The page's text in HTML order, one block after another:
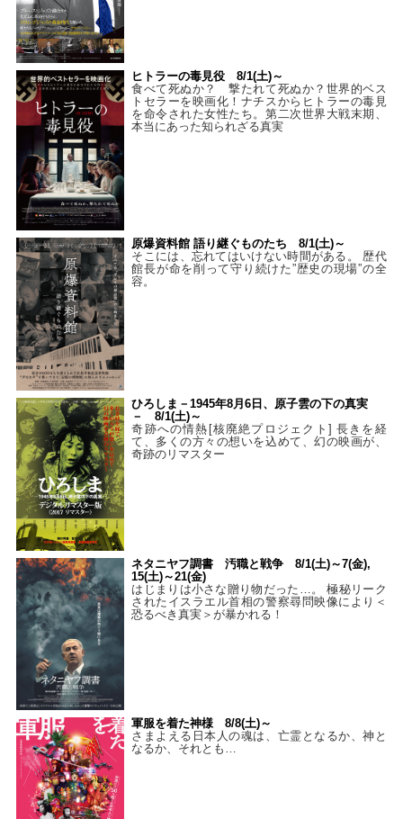
ヒトラーの毒見役 8/1(土)～
食べて死ぬか？ 撃たれて死ぬか？世界的ベス
トセラーを映画化！ナチスからヒトラーの毒見
を命令された女性たち。第二次世界大戦末期、
本当にあった知られざる真実
原爆資料館 語り継ぐものたち 8/1(土)～
そこには、忘れてはいけない時間がある。 歴代
館長が命を削って守り続けた”歴史の現場”の全
容。
ひろしま－1945年8月6日、原子雲の下の真実
－ 8/1(土)～
奇跡への情熱[核廃絶プロジェクト] 長きを経
て、多くの方々の想いを込めて、幻の映画が、
奇跡のリマスター
ネタニヤフ調書 汚職と戦争 8/1(土)～7(金),
15(土)～21(金)
はじまりは小さな贈り物だった…。 極秘リーク
されたイスラエル首相の警察尋問映像により＜
恐るべき真実＞が暴かれる！
軍服を着た神様 8/8(土)～
さまよえる日本人の魂は、亡霊となるか、神と
なるか、それとも…